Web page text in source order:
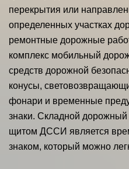
перекрытия или
определенных участках
ремонтные дорожные
комплекс мобильный
средств дорожной
конусы,
фонари и временные
знаки. Складной
щитом ДССИ является
знаком, который можно